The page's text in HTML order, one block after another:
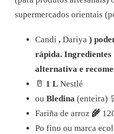
supermercados orientais
Candi , Dariya )
rápida.
alternativa e
🥛 1 L Nestlé
ou Bledina (enteira)
Fariña de arroz 🌾
Po fino ou marca